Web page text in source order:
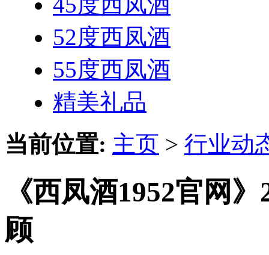
52度西凤酒
55度西凤酒
精美礼品
当前位置: 主页 > 行业动
《西凤酒1952官网
顾